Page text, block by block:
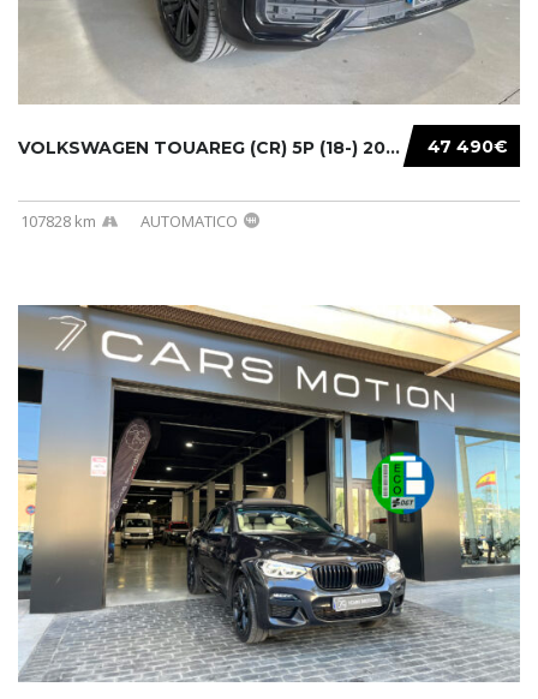
47 490€
VOLKSWAGEN TOUAREG (CR) 5P (18-) 2021...
107828 km AUTOMATICO